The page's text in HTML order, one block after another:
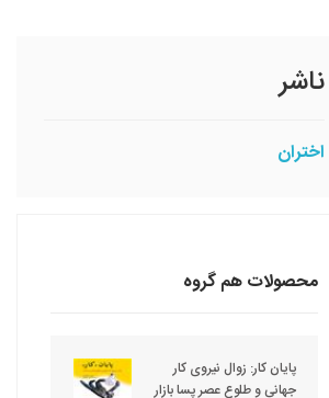
ناشر
اختران
محصولات هم گروه
پایان کار: زوال نیروی کار
جهانی و طلوع عصر پسا بازار